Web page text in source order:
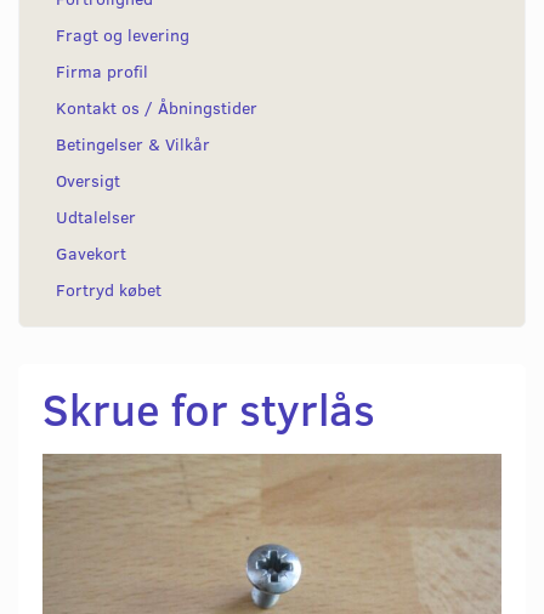
Fragt og levering
Firma profil
Kontakt os / Åbningstider
Betingelser & Vilkår
Oversigt
Udtalelser
Gavekort
Fortryd købet
Skrue for styrlås